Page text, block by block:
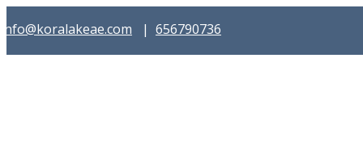
info@koralakeae.com | 656790736